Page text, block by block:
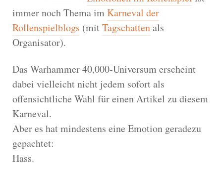
immer noch Thema imKarneval der
Rollenspielblogs (mitTagschattenals
Organisator).
Das Warhammer 40,000-Universum erscheint
dabei vielleicht nicht jedem sofort als
offensichtliche Wahl für einen Artikel zu diesem
Karneval.
Aber es hat mindestens eine Emotion geradezu
gepachtet:
Hass.